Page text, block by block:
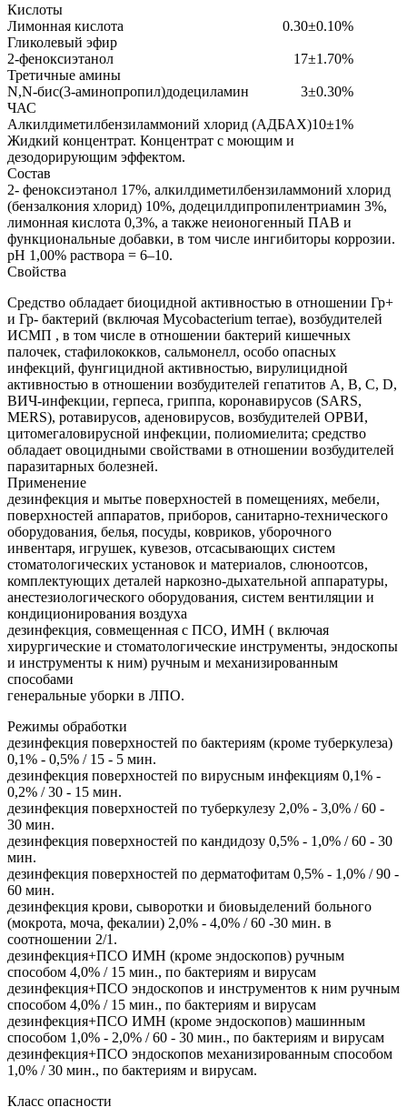
Кислоты
Лимонная кислота
0.30±0.10%
Гликолевый эфир
2-феноксиэтанол
17±1.70%
Третичные амины
N,N-бис(3-аминопропил)додециламин
3±0.30%
ЧАС
Алкилдиметилбензиламмоний хлорид (АДБАХ)10±1%
Жидкий концентрат. Концентрат с моющим и
дезодорирующим эффектом.
Состав
2- феноксиэтанол 17%, алкилдиметилбензиламмоний хлорид
(бензалкония хлорид) 10%, додецилдипропилентриамин 3%,
лимонная кислота 0,3%, а также неионогенный ПАВ и
функциональные добавки, в том числе ингибиторы коррозии.
pH 1,00% раствора = 6–10.
Свойства
Средство обладает биоцидной активностью в отношении Гр+
и Гр- бактерий (включая Mycobacterium terrae), возбудителей
ИСМП , в том числе в отношении бактерий кишечных
палочек, стафилококков, сальмонелл, особо опасных
инфекций, фунгицидной активностью, вирулицидной
активностью в отношении возбудителей гепатитов А, B, C, D,
ВИЧ-инфекции, герпеса, гриппа, коронавирусов (SARS,
MERS), ротавирусов, аденовирусов, возбудителей ОРВИ,
цитомегаловирусной инфекции, полиомиелита; средство
обладает овоцидными свойствами в отношении возбудителей
паразитарных болезней.
Применение
дезинфекция и мытье поверхностей в помещениях, мебели,
поверхностей аппаратов, приборов, санитарно-технического
оборудования, белья, посуды, ковриков, уборочного
инвентаря, игрушек, кувезов, отсасывающих систем
стоматологических установок и материалов, слюноотсов,
комплектующих деталей наркозно-дыхательной аппаратуры,
анестезиологического оборудования, систем вентиляции и
кондиционирования воздуха
дезинфекция, совмещенная с ПСО, ИМН ( включая
хирургические и стоматологические инструменты, эндоскопы
и инструменты к ним) ручным и механизированным
способами
генеральные уборки в ЛПО.
Режимы обработки
дезинфекция поверхностей по бактериям (кроме туберкулеза)
0,1% - 0,5% / 15 - 5 мин.
дезинфекция поверхностей по вирусным инфекциям 0,1% -
0,2% / 30 - 15 мин.
дезинфекция поверхностей по туберкулезу 2,0% - 3,0% / 60 -
30 мин.
дезинфекция поверхностей по кандидозу 0,5% - 1,0% / 60 - 30
мин.
дезинфекция поверхностей по дерматофитам 0,5% - 1,0% / 90 -
60 мин.
дезинфекция крови, сыворотки и биовыделений больного
(мокрота, моча, фекалии) 2,0% - 4,0% / 60 -30 мин. в
соотношении 2/1.
дезинфекция+ПСО ИМН (кроме эндоскопов) ручным
способом 4,0% / 15 мин., по бактериям и вирусам
дезинфекция+ПСО эндоскопов и инструментов к ним ручным
способом 4,0% / 15 мин., по бактериям и вирусам
дезинфекция+ПСО ИМН (кроме эндоскопов) машинным
способом 1,0% - 2,0% / 60 - 30 мин., по бактериям и вирусам
дезинфекция+ПСО эндоскопов механизированным способом
1,0% / 30 мин., по бактериям и вирусам.
Класс опасности